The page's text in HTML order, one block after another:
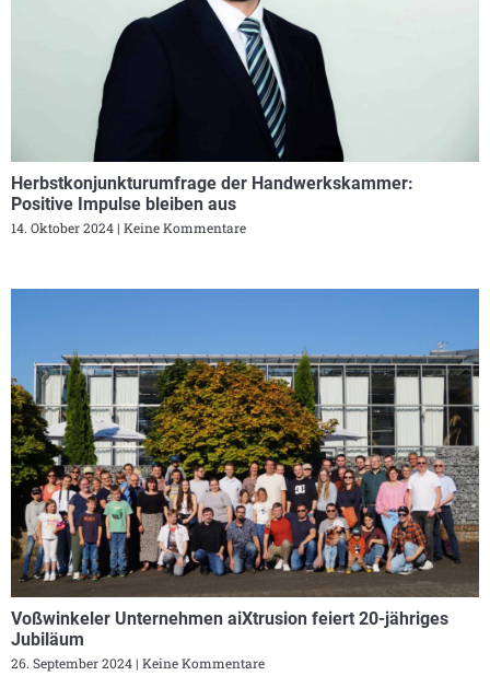
Herbstkonjunkturumfrage der Handwerkskammer:
Positive Impulse bleiben aus
14. Oktober 2024 Keine Kommentare
Voßwinkeler Unternehmen aiXtrusion feiert 20-jähriges
Jubiläum
26. September 2024 Keine Kommentare